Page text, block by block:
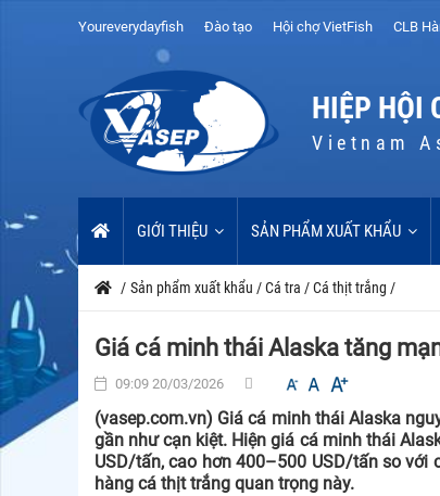
Youreverydayfish Đào tạo Hội chợ VietFish CLB
HIỆP HỘI
Vietnam
GIỚI THIỆU SẢN PHẨM XUẤT KHẨU
/ Sản phẩm xuất khẩu /Cá tra /Cá thịt trắng /
Giá cá minh thái Alaska tăng
09:09 20/03/2026
(vasep.com.vn) Giá cá minh thái Alaska
gần như cạn kiệt. Hiện giá cá minh thái
USD/tấn, cao hơn 400–500 USD/tấn so
hàng cá thịt trắng quan trọng này.